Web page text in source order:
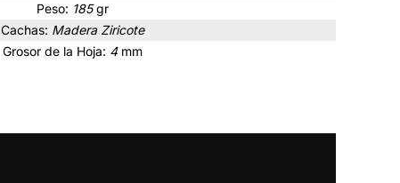
Peso: 185 gr
Cachas: Madera Ziricote
Grosor de la Hoja: 4 mm